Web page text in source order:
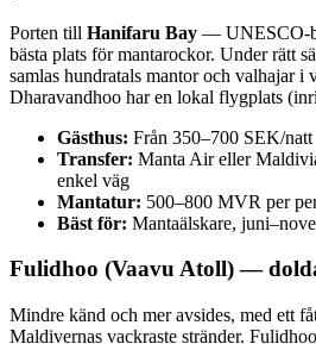
Porten till Hanifaru Bay — UNESCO-
bästa plats för mantarockor. Under rätt
samlas hundratals mantor och valhajar i
Dharavandhoo har en lokal flygplats
Gästhus: Från 350–700 SEK/natt
Transfer: Manta Air eller
enkel väg
Mantatur: 500–800 MVR per
Bäst för: Mantaälskare,
Fulidhoo (Vaavu Atoll) —
Mindre känd och mer avsides, med ett
Maldivernas vackraste stränder.